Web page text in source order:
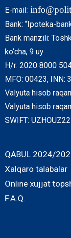
E-mail:
Bank: “Ipoteka-
Bank manzili:
ko‘cha, 9 uy
H/r: 2020 8000
MFO: 00423, INN:
Valyuta hisob
Valyuta hisob
SWIFT: UZHOUZ22
QABUL 2024/
Xalqaro talabalar
Online xujjat
F.A.Q.